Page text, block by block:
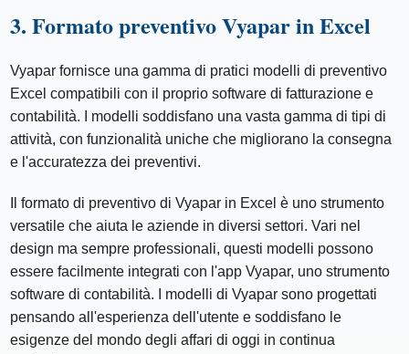
3. Formato preventivo Vyapar in Excel
Vyapar fornisce una gamma di pratici modelli di preventivo
Excel compatibili con il proprio software di fatturazione e
contabilità. I modelli soddisfano una vasta gamma di tipi di
attività, con funzionalità uniche che migliorano la consegna
e l'accuratezza dei preventivi.
Il formato di preventivo di Vyapar in Excel è uno strumento
versatile che aiuta le aziende in diversi settori. Vari nel
design ma sempre professionali, questi modelli possono
essere facilmente integrati con l'app Vyapar, uno strumento
software di contabilità. I modelli di Vyapar sono progettati
pensando all'esperienza dell'utente e soddisfano le
esigenze del mondo degli affari di oggi in continua